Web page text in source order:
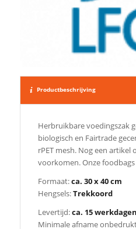
Productbeschrijving
Herbruikbare voedingszak
biologisch en Fairtrade
rPET mesh. Nog een artikel
voorkomen. Onze foodbags
Formaat:ca. 30 x 40 cm
Hengsels:Trekkoord
Levertijd:ca. 15 werkdagen
Minimale afname